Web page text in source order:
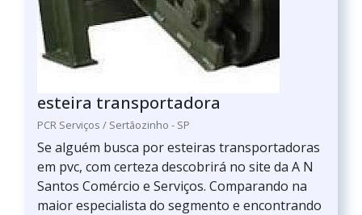
esteira transportadora
PCR Serviços / Sertãozinho - SP
Se alguém busca por esteiras transportadoras
em pvc, com certeza descobrirá no site da A N
Santos Comércio e Serviços. Comparando na
maior especialista do segmento e encontrando